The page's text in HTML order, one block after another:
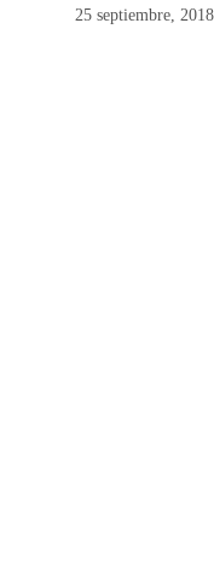
25 septiembre, 2018